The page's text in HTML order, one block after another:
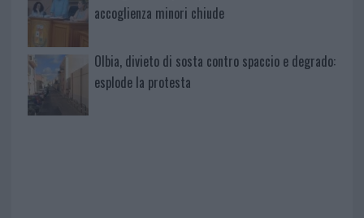
accoglienza minori chiude
Olbia, divieto di sosta contro spaccio e degrado:
esplode la protesta